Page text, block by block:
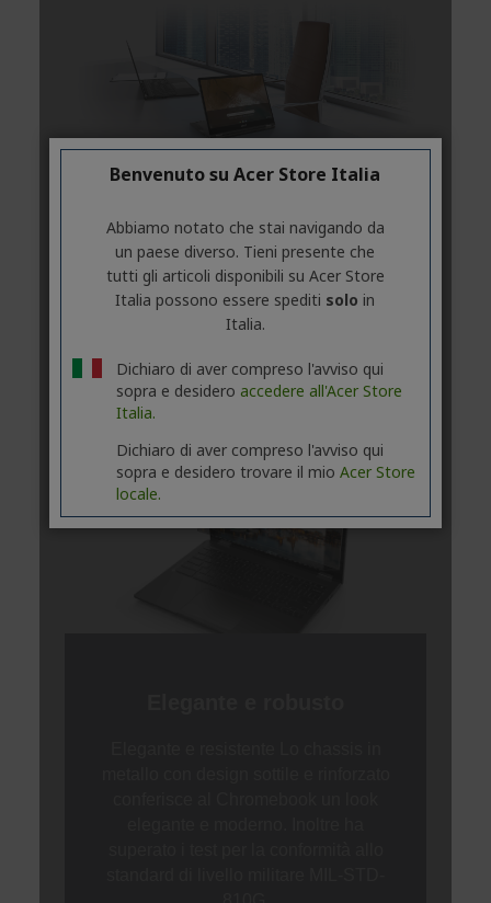
Benvenuto su Acer Store Italia
Abbiamo notato che stai navigando da
un paese diverso. Tieni presente che
tutti gli articoli disponibili su Acer Store
Italia possono essere spediti solo in
Italia.
Dichiaro di aver compreso l'avviso qui
sopra e desidero accedere all'Acer Store
Italia.
Dichiaro di aver compreso l'avviso qui
sopra e desidero trovare il mio Acer Store
locale.